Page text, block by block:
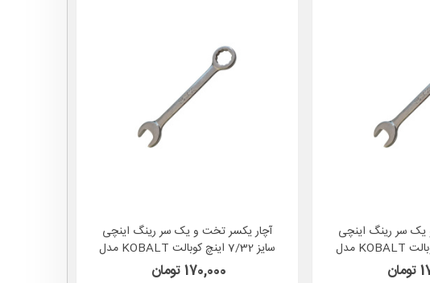
سر رینگ اینچی
سایز 3/16 اینچ کوبالت KOBALT مدل
آچار یکسر تخت و یک سر رینگ اینچی
سایز 7/32 اینچ کوبالت KOBALT مدل
338879 آمریکا
170,000 تومان